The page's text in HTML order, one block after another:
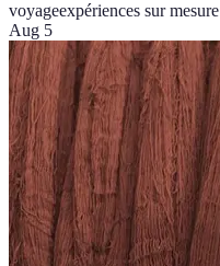
voyageexpériences sur mesure
Aug 5